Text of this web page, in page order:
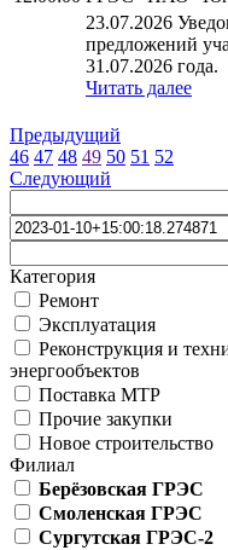
23.07.2026
предложений
31.07.2026 года.
Читать далее
Предыдущий
46 47 48 49 50 51 52
Следующий
Категория
Ремонт
Эксплуатация
Реконструкция и
энергообъектов
Поставка МТР
Прочие закупки
Новое строительство
Филиал
Берёзовская ГРЭС
Смоленская ГРЭС
Сургутская ГРЭС-2